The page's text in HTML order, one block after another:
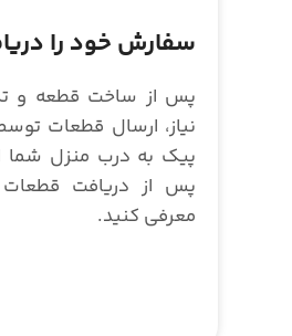
سفارش خود را
پس از ساخت قطعه و
نیاز، ارسال قطعات
پیک به درب منزل شما
پس از دریافت قطعات
معرفی کنید.